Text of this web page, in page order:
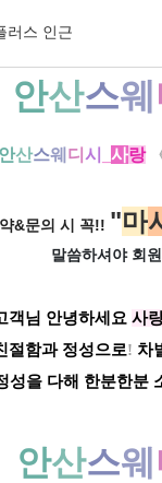
러스 인근
안산스웨
안산스웨 디 시 사랑
&문의 시 꼭!! "마
말씀하셔야 회
객님 안녕하세요 사
절함과 정성으로! 차
성을 다해 한분한분
안산스웨